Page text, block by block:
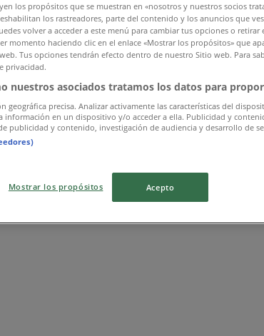
los propósitos que se muestran en «nosotros y nuestros socios
los rastreadores, parte del contenido y los anuncios que
volver a acceder a este menú para cambiar tus opciones o retirar
momento haciendo clic en el enlace «Mostrar los propósitos» que
Tus opciones tendrán efecto dentro de nuestro Sitio web. Para
privacidad.
nuestros asociados tratamos los datos para
geográfica precisa. Analizar activamente las características del
información en un dispositivo y/o acceder a ella. Publicidad y
publicidad y contenido, investigación de audiencia y desarrollo de
Mostrar los propósitos Acepto